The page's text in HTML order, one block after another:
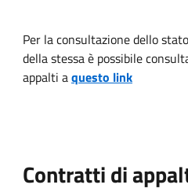
Per la consultazione dello
della stessa è possibile
appalti aquesto link
Contratti di